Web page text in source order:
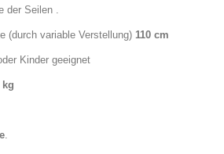
der Seilen .
(durch variable Verstellung) 110 cm
Kinder geeignet
kg
.